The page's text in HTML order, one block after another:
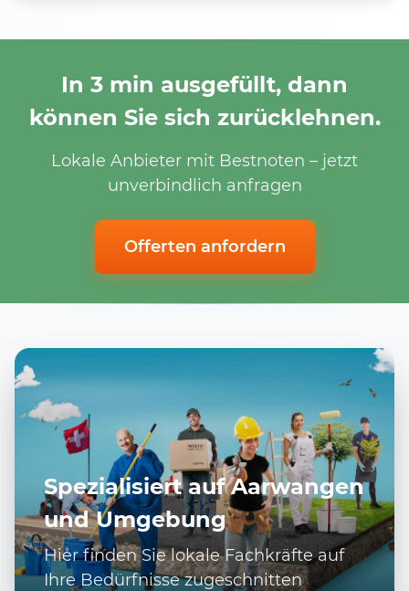
In 3 min ausgefüllt, dann
können Sie sich zurücklehnen.
Lokale Anbieter mit Bestnoten – jetzt
unverbindlich anfragen
Offerten anfordern
Spezialisiert auf Aarwangen
und Umgebung
Hier finden Sie lokale Fachkräfte auf
Ihre Bedürfnisse zugeschnitten